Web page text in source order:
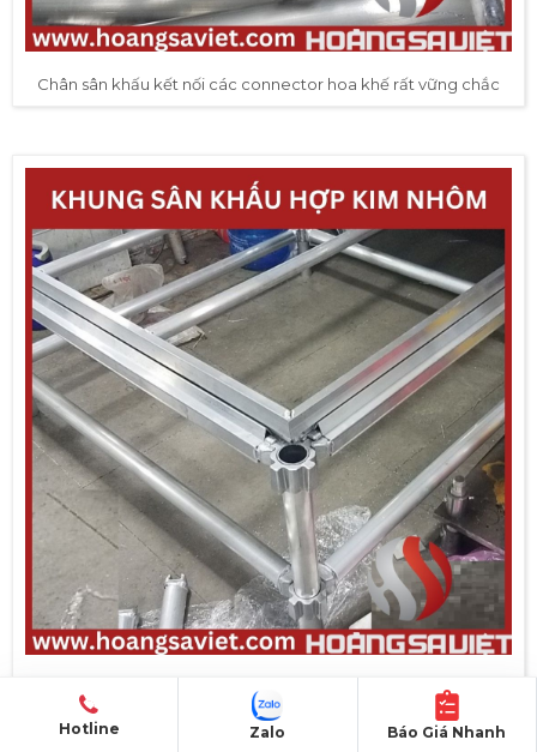
Chân sân khấu kết nối các connector hoa khế rất vững chắc
Khung sân khấu hợp kim nhôm
Hotline Báo Giá Nhanh
Zalo